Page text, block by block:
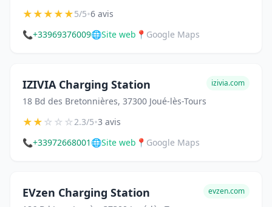
★★★★★5/5•6 avis
📞+33969376009🌐Site web 📍 Google Maps
IZIVIA Charging Station
18 Bd des Bretonnières, 37300 Joué-lès-Tours
izivia.com
★★☆☆☆2.3/5•3 avis
📞+33972668001 🌐Site web 📍 Google Maps
EVzen Charging Station evzen.com